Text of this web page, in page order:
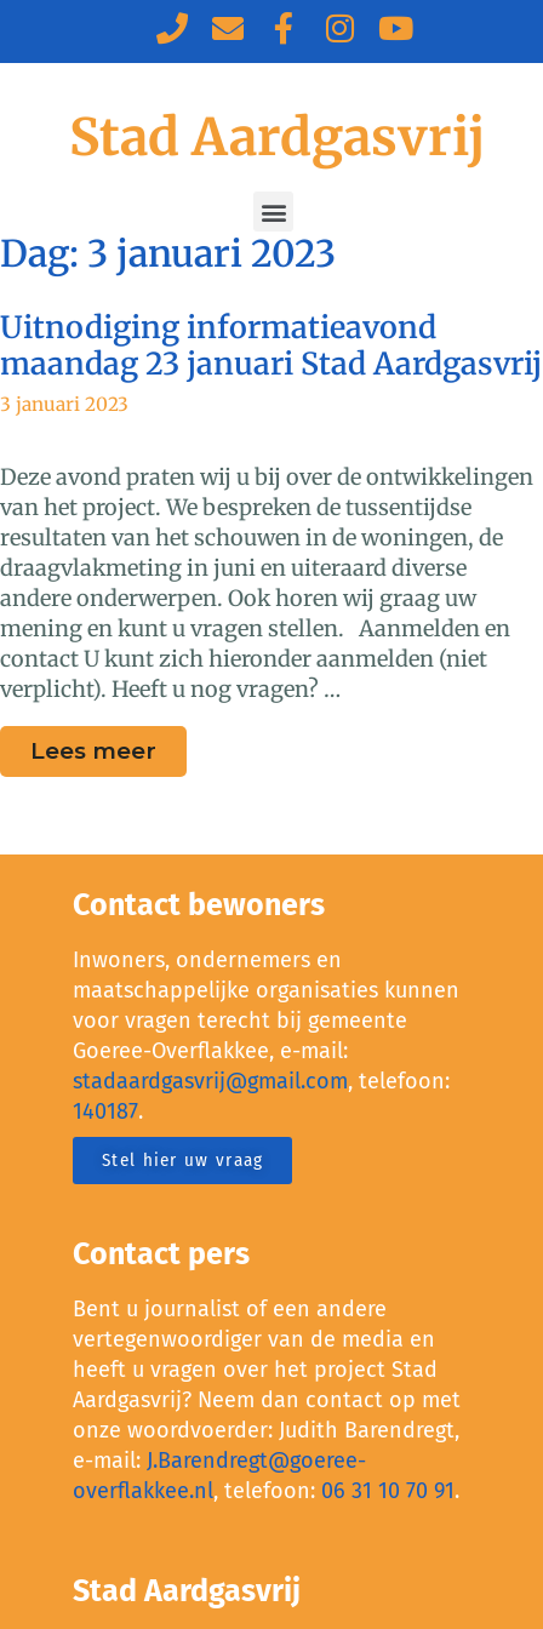
Stad Aardgasvrij
Dag: 3 januari 2023
Uitnodiging informatieavond
maandag 23 januari Stad Aardgasvrij
3 januari 2023
Deze avond praten wij u bij over de ontwikkelingen
van het project. We bespreken de tussentijdse
resultaten van het schouwen in de woningen, de
draagvlakmeting in juni en uiteraard diverse
andere onderwerpen. Ook horen wij graag uw
mening en kunt u vragen stellen. Aanmelden en
contact U kunt zich hieronder aanmelden (niet
verplicht). Heeft u nog vragen? …
Lees meer
Contact bewoners
Inwoners, ondernemers en
maatschappelijke organisaties kunnen
voor vragen terecht bij gemeente
Goeree-Overflakkee, e-mail:
stadaardgasvrij@gmail.com, telefoon:
140187.
Stel hier uw vraag
Contact pers
Bent u journalist of een andere
vertegenwoordiger van de media en
heeft u vragen over het project Stad
Aardgasvrij? Neem dan contact op met
onze woordvoerder: Judith Barendregt,
e-mail: J.Barendregt@goeree-
overflakkee.nl, telefoon: 06 31 10 70 91.
Stad Aardgasvrij